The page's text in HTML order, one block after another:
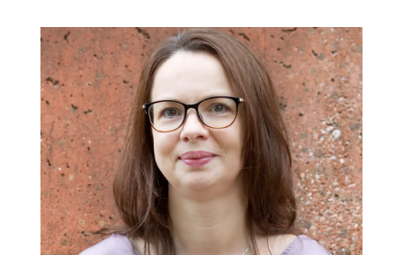
Kathrin Fischer-Grassberger